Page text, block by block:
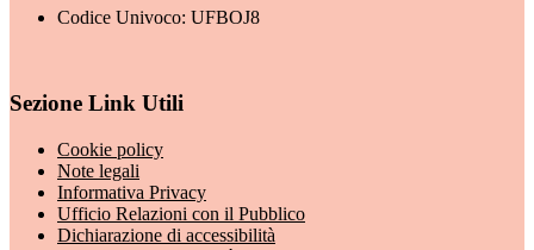
Codice Univoco: UFBOJ8
Sezione Link Utili
Cookie policy
Note legali
Informativa Privacy
Ufficio Relazioni con il Pubblico
Dichiarazione di accessibilità